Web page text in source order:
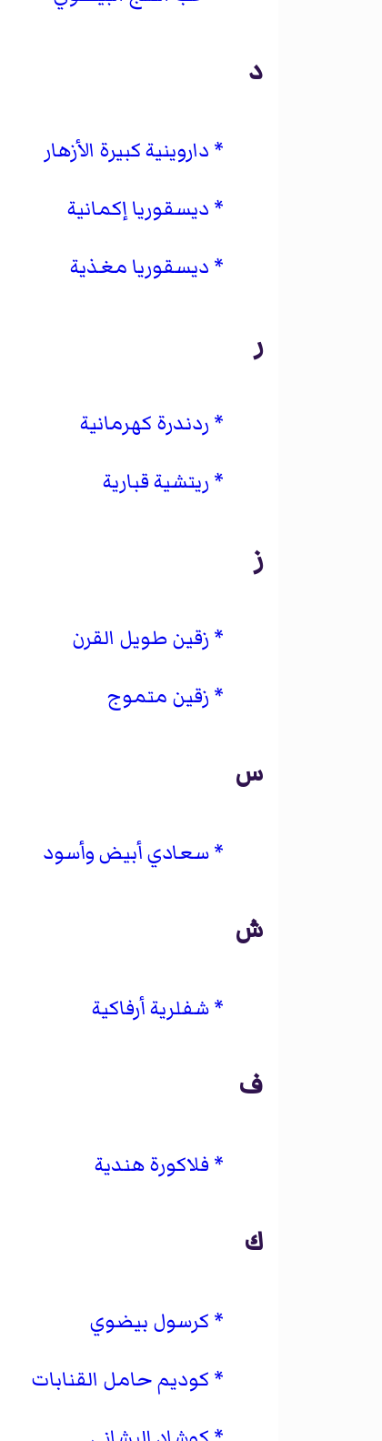
د
داروينية كبيرة الأزهار
ديسقوريا إكمانية
ديسقوريا مغذية
ر
ردندرة كهرمانية
ريتشية قبارية
ز
زقين طويل القرن
زقين متموج
س
سعادي أبيض وأسود
ش
شفلرية أرفاكية
ف
فلاكورة هندية
ك
كرسول بيضوي
كوديم حامل القنابات